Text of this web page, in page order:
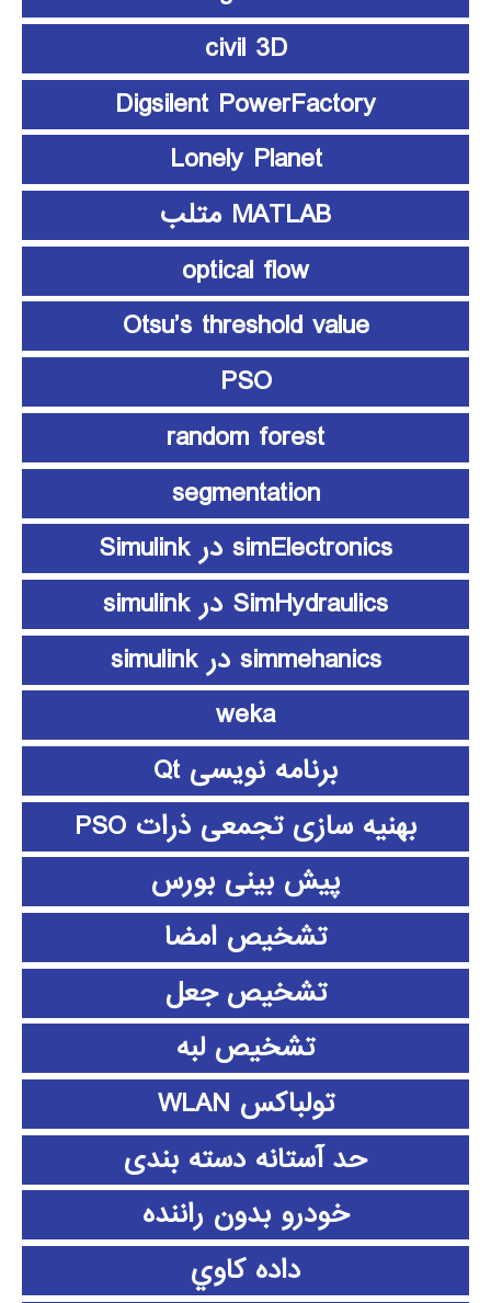
civil 3D
Digsilent PowerFactory
Lonely Planet
MATLAB متلب
optical flow
Otsu’s threshold value
PSO
random forest
segmentation
simElectronics در Simulink
SimHydraulics در simulink
simmehanics در simulink
weka
برنامه نویسی Qt
بهنیه سازی تجمعی ذرات PSO
پیش بینی بورس
تشخیص امضا
تشخیص جعل
تشخیص لبه
تولباکس WLAN
حد آستانه دسته بندی
خودرو بدون راننده
داده كاوي